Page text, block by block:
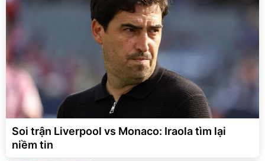
Soi trận Liverpool vs Monaco: Iraola tìm lại
niềm tin